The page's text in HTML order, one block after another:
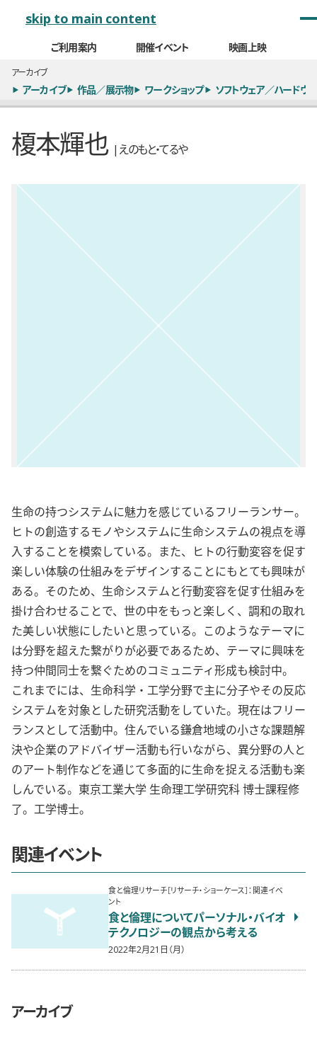
skip to main content
ご利用案内 開催イベント 映画上映
アーカイブ
アーカイブ 作品／展示物 ワークショップ ソフトウェア／ハードウ
榎本輝也 | えのもと・てるや
生命の持つシステムに魅力を感じているフリーランサー。
ヒトの創造するモノやシステムに生命システムの視点を導
入することを模索している。また、ヒトの行動変容を促す
楽しい体験の仕組みをデザインすることにもとても興味が
ある。そのため、生命システムと行動変容を促す仕組みを
掛け合わせることで、世の中をもっと楽しく、調和の取れ
た美しい状態にしたいと思っている。このようなテーマに
は分野を超えた繋がりが必要であるため、テーマに興味を
持つ仲間同士を繋ぐためのコミュニティ形成も検討中。
これまでには、生命科学・工学分野で主に分子やその反応
システムを対象とした研究活動をしていた。現在はフリー
ランスとして活動中。住んでいる鎌倉地域の小さな課題解
決や企業のアドバイザー活動も行いながら、異分野の人と
のアート制作などを通じて多面的に生命を捉える活動も楽
しんでいる。東京工業大学 生命理工学研究科 博士課程修
了。工学博士。
関連イベント
食と倫理リサーチ［リサーチ・ショーケース］：関連イベ
ント
食と倫理についてパーソナル・バイオ
テクノロジーの観点から考える
2022年2月21日（月）
アーカイブ